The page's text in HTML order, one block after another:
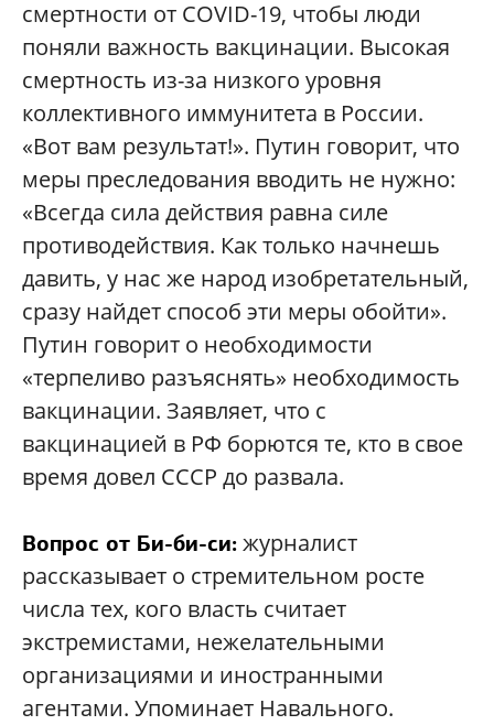
смертности от COVID-19, чтобы люди
поняли важность вакцинации. Высокая
смертность из-за низкого уровня
коллективного иммунитета в России.
«Вот вам результат!». Путин говорит, что
меры преследования вводить не нужно:
«Всегда сила действия равна силе
противодействия. Как только начнешь
давить, у нас же народ изобретательный,
сразу найдет способ эти меры обойти».
Путин говорит о необходимости
«терпеливо разъяснять» необходимость
вакцинации. Заявляет, что с
вакцинацией в РФ борются те, кто в свое
время довел СССР до развала.
Вопрос от Би-би-си:журналист
рассказывает о стремительном росте
числа тех, кого власть считает
экстремистами, нежелательными
организациями и иностранными
агентами. Упоминает Навального.